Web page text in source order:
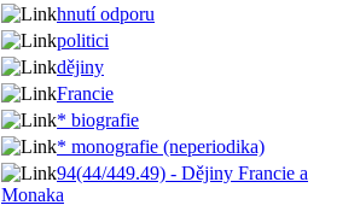
hnutí odporu
politici
dějiny
Francie
* biografie
* monografie (neperiodika)
94(44/449.49) - Dějiny Francie a
Monaka